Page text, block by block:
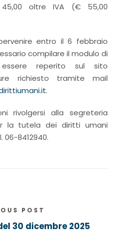
oltre IVA (€ 55,00
entro il 6 febbraio
compilare il modulo di
reperito sul sito
richiesto tramite mail
.
rivolgersi alla segreteria
la tutela dei diritti umani
06-8412940.
POST
30 dicembre 2025